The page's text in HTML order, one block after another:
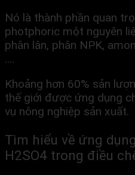
Nó là thành phần quan
photphoric một nguyên
phân lân, phân NPK,
….
Khoảng hơn 60% sản
thế giới được ứng dụng
vụ nông nghiệp sản xuất.
Tìm hiểu về ứng
H2SO4 trong điều